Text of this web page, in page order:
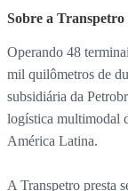
Sobre a Transpetro
Operando 48
mil quilômetros de
subsidiária da
logística multimodal
América Latina.
A Transpetro presta